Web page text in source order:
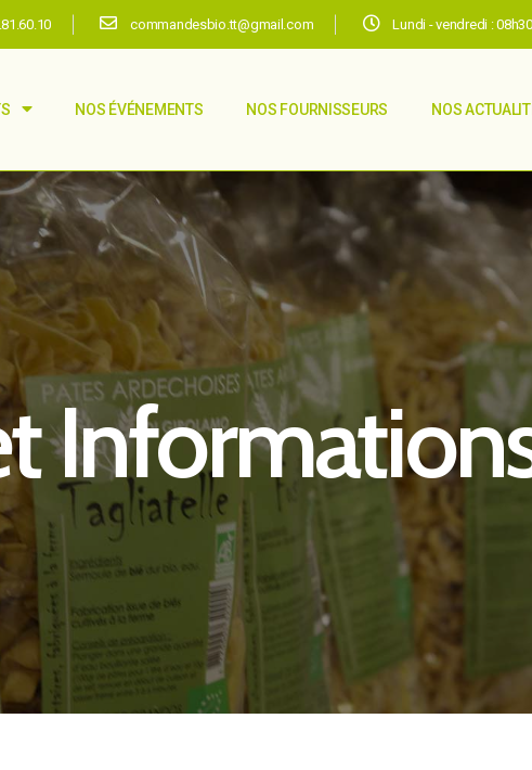
commandesbio.tt@gmail.com Lundi - vendredi :
NOS ÉVÉNEMENTS NOS FOURNISSEURS NOS